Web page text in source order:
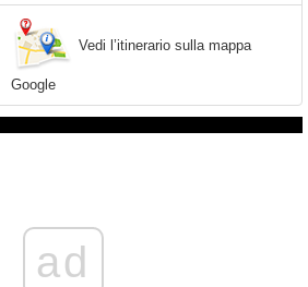
Vedi l’itinerario sulla mappa
Google
ad